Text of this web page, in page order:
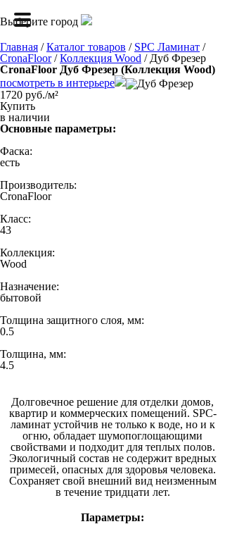
Выберите город
Главная /Каталог товаров / SPC Ламинат /
CronaFloor/Коллекция Wood / Дуб Фрезер
CronaFloor Дуб Фрезер (Коллекция Wood)
посмотреть в интерьере
1720 руб./м²
Купить
в наличии
Основные параметры:
Фаска:
есть
Производитель:
CronaFloor
Класс:
43
Коллекция:
Wood
Назначение:
бытовой
Толщина защитного слоя, мм:
0.5
Толщина, мм:
4.5
Долговечное решение для отделки домов,
квартир и коммерческих помещений. SPC-
ламинат устойчив не только к воде, но и к
огню, обладает шумопоглощающими
свойствами и подходит для теплых полов.
Экологичный состав не содержит вредных
примесей, опасных для здоровья человека.
Сохраняет свой внешний вид неизменным
в течение тридцати лет.
Параметры: